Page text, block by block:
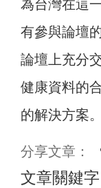
為台灣在這
有參與論壇
論壇上充分
健康資料的
的解決方案。
分享文章：
文章關鍵字